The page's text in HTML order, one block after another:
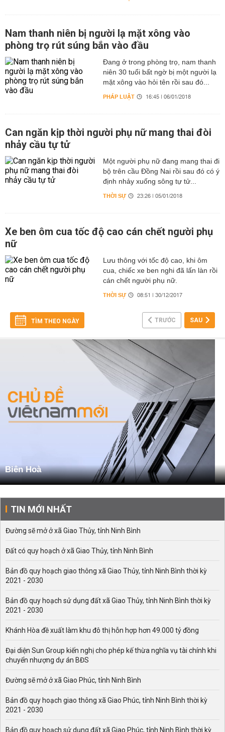
Nam thanh niên bị người lạ mặt xông vào
phòng trọ rút súng bắn vào đầu
Đang ở trong phòng trọ, nam thanh
niên 30 tuổi bất ngờ bị một người lạ
mặt xông vào hỏi tên rồi sau đó...
PHÁP LUẬT 16:45 | 06/01/2018
Can ngăn kịp thời người phụ nữ mang thai đòi
nhảy cầu tự tử
Một người phụ nữ đang mang thai đi
bộ trên cầu Đồng Nai rồi sau đó có ý
định nhảy xuống sông tự tử...
THỜI SỰ 23:26 | 05/01/2018
Xe ben ôm cua tốc độ cao cán chết người phụ
nữ
Lưu thông với tốc độ cao, khi ôm
cua, chiếc xe ben nghi đã lấn làn rồi
cán chết người phụ nữ.
THỜI SỰ 08:51 | 30/12/2017
TÌM THEO NGÀY TRƯỚC SAU
Biên Hoà
TIN MỚI NHẤT
Đường sẽ mở ở xã Giao Thủy, tỉnh Ninh Bình
Đất có quy hoạch ở xã Giao Thủy, tỉnh Ninh Bình
Bản đồ quy hoạch giao thông xã Giao Thủy, tỉnh Ninh Bình thời kỳ
2021 - 2030
Bản đồ quy hoạch sử dụng đất xã Giao Thủy, tỉnh Ninh Bình thời kỳ
2021 - 2030
Khánh Hòa đề xuất làm khu đô thị hỗn hợp hơn 49.000 tỷ đồng
Đại diện Sun Group kiến nghị cho phép kế thừa nghĩa vụ tài chính khi
chuyển nhượng dự án BĐS
Đường sẽ mở ở xã Giao Phúc, tỉnh Ninh Bình
Bản đồ quy hoạch giao thông xã Giao Phúc, tỉnh Ninh Bình thời kỳ
2021 - 2030
Bản đồ quy hoạch sử dụng đất xã Giao Phúc, tỉnh Ninh Bình thời kỳ